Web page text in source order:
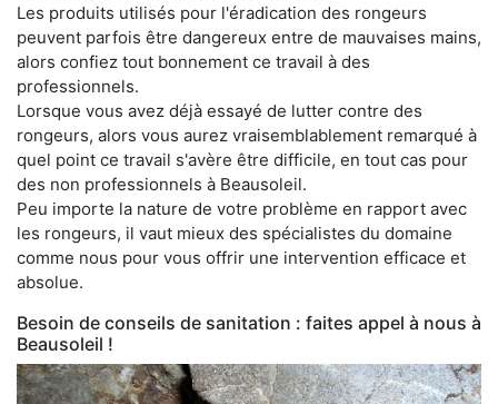
Les produits utilisés pour l'éradication des rongeurs
peuvent parfois être dangereux entre de mauvaises mains,
alors confiez tout bonnement ce travail à des
professionnels.
Lorsque vous avez déjà essayé de lutter contre des
rongeurs, alors vous aurez vraisemblablement remarqué à
quel point ce travail s'avère être difficile, en tout cas pour
des non professionnels à Beausoleil.
Peu importe la nature de votre problème en rapport avec
les rongeurs, il vaut mieux des spécialistes du domaine
comme nous pour vous offrir une intervention efficace et
absolue.
Besoin de conseils de sanitation : faites appel à nous à
Beausoleil !